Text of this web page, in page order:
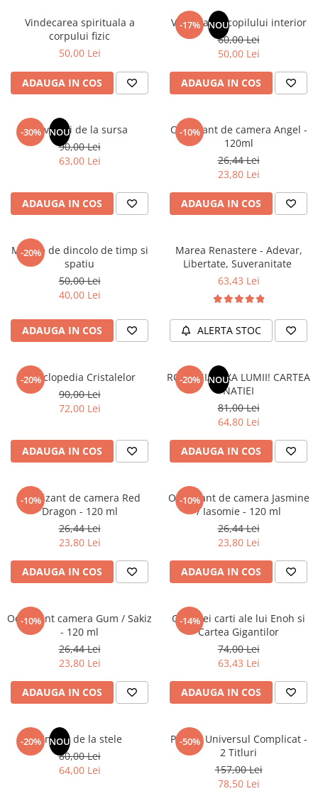
Vindecare Spirituala
Sanatate
Gastronomik
MedConnect
Medicina & Farmacie
Medicina Pentru Toti
SealfHealing
Sport
Terapii Alternative
AudioBook
Beletristica
Carti erotice
Adult
Crime, Thriller, Mistery
Literatura Romana
Literatura Universala
Poezie
Romane de dragoste, Carti
romantice
Senzatii/Dragoste
Senzatii/Erotic
Senzatii/Suspans
Senzatii/Thriller
SF & Fantasy
Teatru
Teens Book Club
Birotica & Papetarie
Articole Birotica
Accesorii Arhivare
Vindecarea spirituala a
corpului fizic
50,00 Lei
ADAUGA IN COS
-17% NOU
Vindecarea copilului interior
60,00 Lei
50,00 Lei
ADAUGA IN COS
-30% NOU
Revelatii de la sursa
90,00 Lei
63,00 Lei
ADAUGA IN COS
-10%
Odorizant de camera Angel -
120ml
26,44 Lei
23,80 Lei
ADAUGA IN COS
-20%
Mesaje de dincolo de timp si
spatiu
50,00 Lei
40,00 Lei
ADAUGA IN COS
Marea Renastere - Adevar,
Libertate, Suveranitate
63,43 Lei
ALERTA STOC
-20%
Enciclopedia Cristalelor
90,00 Lei
72,00 Lei
ADAUGA IN COS
-20% NOU
ROMANIA, AXA LUMII! CARTEA
NATIEI
81,00 Lei
64,80 Lei
ADAUGA IN COS
-10%
Odorizant de camera Red
Dragon - 120 ml
26,44 Lei
23,80 Lei
ADAUGA IN COS
-10%
Odorizant de camera Jasmine
/ Iasomie - 120 ml
26,44 Lei
23,80 Lei
ADAUGA IN COS
-10%
Odorizant camera Gum / Sakiz
- 120 ml
26,44 Lei
23,80 Lei
ADAUGA IN COS
-14%
Cele trei carti ale lui Enoh si
Cartea Gigantilor
74,00 Lei
63,43 Lei
ADAUGA IN COS
-20% NOU
Un dar de la stele
80,00 Lei
64,00 Lei
-50%
Pachet Universul Complicat -
2 Titluri
157,00 Lei
78,50 Lei